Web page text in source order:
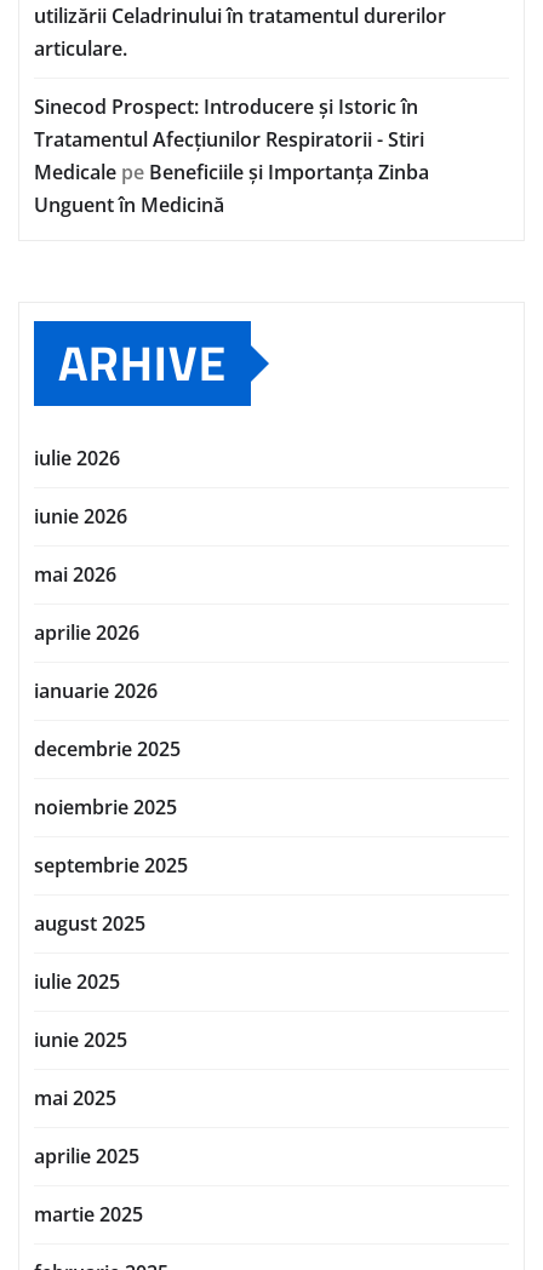
utilizării Celadrinului în tratamentul durerilor
articulare.
Sinecod Prospect: Introducere și Istoric în
Tratamentul Afecțiunilor Respiratorii - Stiri
Medicale pe Beneficiile și Importanța Zinba
Unguent în Medicină
ARHIVE
iulie 2026
iunie 2026
mai 2026
aprilie 2026
ianuarie 2026
decembrie 2025
noiembrie 2025
septembrie 2025
august 2025
iulie 2025
iunie 2025
mai 2025
aprilie 2025
martie 2025